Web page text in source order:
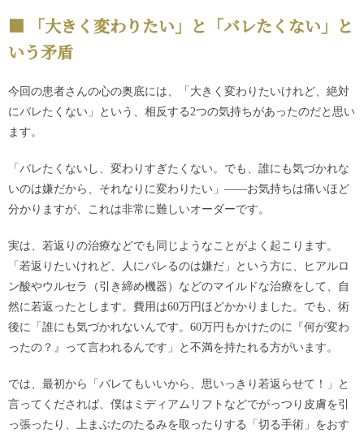
「大きく変わりたい」と「バレたくない」と
いう矛盾
今回の患者さんの心の奥底には、「大きく変わりたいけれど、絶対
にバレたくない」という、相反する2つの気持ちがあったのだと思い
ます。
「バレたくないし、変わりすぎたくない。でも、誰にも気づかれな
いのは嫌だから、それなりに変わりたい」——お気持ちは痛いほど
分かりますが、これは非常に難しいオーダーです。
実は、若返りの治療などでも同じようなことがよく起こります。
「若返りたいけれど、人にバレるのは嫌だ」という方に、ヒアルロ
ン酸やウルセラ（引き締め機器）などのマイルドな治療をして、自
然に若返ったとします。費用は60万円ほどかかりました。でも、術
後に「誰にも気づかれないんです。60万円もかけたのに『何が変わ
ったの？』って言われるんです」と不満を持たれる方がいます。
では、最初から「バレてもいいから、思いっきり若返らせて！」と
言ってくだされば、僕はミディアムリフトなどでがっつり皮膚を引
っ張ったり、上まぶたのたるみを取ったりする「切る手術」をおす